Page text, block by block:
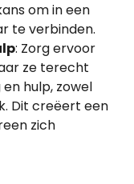
om in een
te verbinden.
: Zorg ervoor
ze terecht
hulp, zowel
Dit creëert een
zich